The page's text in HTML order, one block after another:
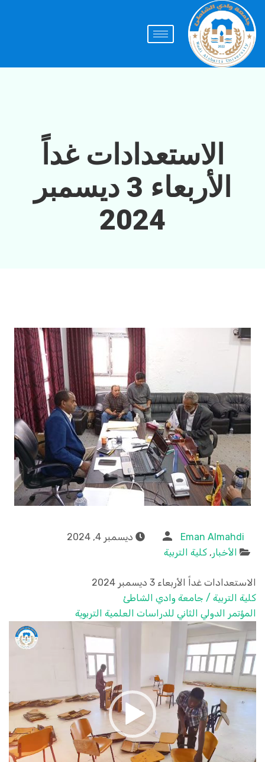
الاستعدادات غداً
الأربعاء 3 ديسمبر
2024
Eman Almahdi
ديسمبر 4, 2024
الأخبار , كلية التربية
الاستعدادات غداً الأربعاء 3 ديسمبر 2024
كلية التربية / جامعة وادي الشاطئ
المؤتمر الدولي الثاني للدراسات العلمية التربوية
مشغل
الفيديو